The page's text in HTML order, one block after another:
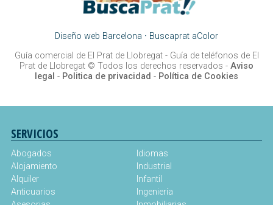
Diseño web Barcelona · Buscaprat aColor
Guía comercial de El Prat de Llobregat - Guía de teléfonos de El
Prat de Llobregat © Todos los derechos reservados - Aviso
legal - Politica de privacidad - Política de Cookies
SERVICIOS
Abogados
Alojamiento
Alquiler
Anticuarios
Idiomas
Industrial
Infantil
Ingeniería